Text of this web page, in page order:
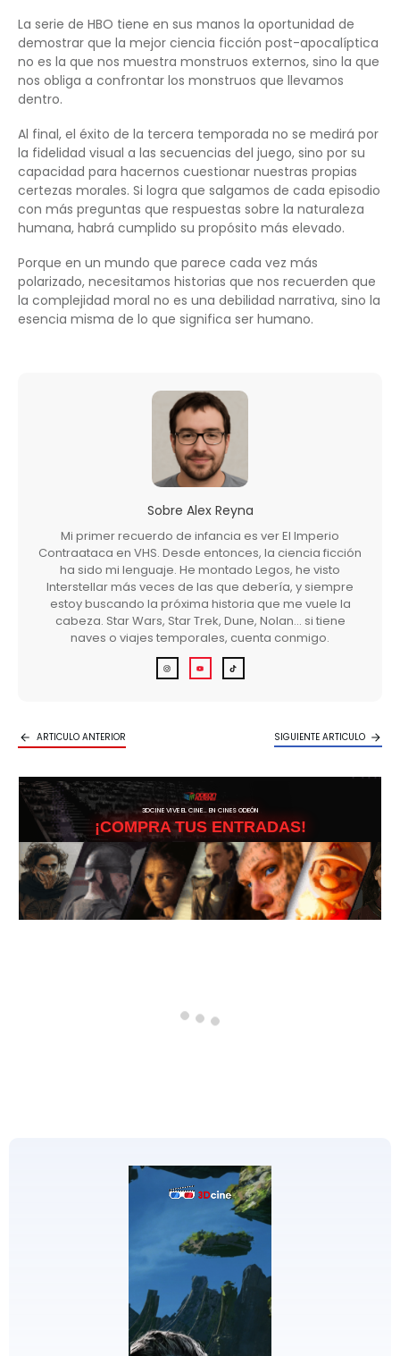
La serie de HBO tiene en sus manos la oportunidad de
demostrar que la mejor ciencia ficción post-apocalíptica
no es la que nos muestra monstruos externos, sino la que
nos obliga a confrontar los monstruos que llevamos
dentro.
Al final, el éxito de la tercera temporada no se medirá por
la fidelidad visual a las secuencias del juego, sino por su
capacidad para hacernos cuestionar nuestras propias
certezas morales. Si logra que salgamos de cada episodio
con más preguntas que respuestas sobre la naturaleza
humana, habrá cumplido su propósito más elevado.
Porque en un mundo que parece cada vez más
polarizado, necesitamos historias que nos recuerden que
la complejidad moral no es una debilidad narrativa, sino la
esencia misma de lo que significa ser humano.
Sobre Alex Reyna
Mi primer recuerdo de infancia es ver El Imperio
Contraataca en VHS. Desde entonces, la ciencia ficción
ha sido mi lenguaje. He montado Legos, he visto
Interstellar más veces de las que debería, y siempre
estoy buscando la próxima historia que me vuele la
cabeza. Star Wars, Star Trek, Dune, Nolan… si tiene
naves o viajes temporales, cuenta conmigo.
ARTICULO ANTERIOR SIGUIENTE ARTICULO
3DCINE VIVE EL CINE… EN CINES ODEÓN
¡COMPRA TUS ENTRADAS!